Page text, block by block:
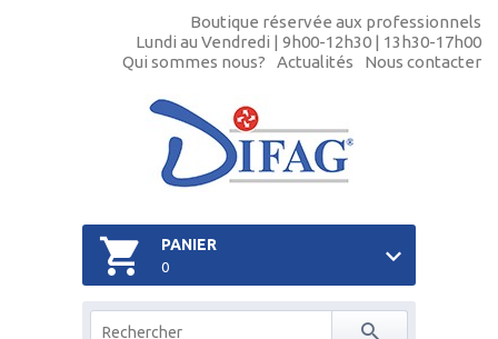
Boutique réservée aux professionnels
Lundi au Vendredi | 9h00-12h30 | 13h30-17h00
Qui sommes nous?
Actualités Nous contacter
PANIER
0